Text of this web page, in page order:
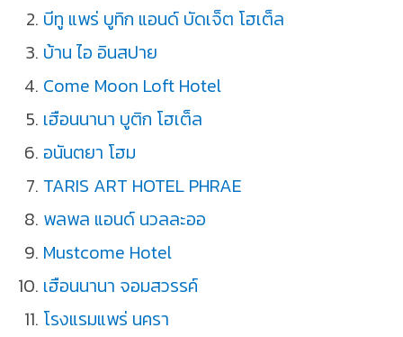
บีทู แพร่ บูทิก แอนด์ บัดเจ็ต โฮเต็ล
บ้าน ไอ อินสปาย
Come Moon Loft Hotel
เฮือนนานา บูติก โฮเต็ล
อนันตยา โฮม
TARIS ART HOTEL PHRAE
พลพล แอนด์ นวลละออ
Mustcome Hotel
เฮือนนานา จอมสวรรค์
โรงแรมแพร่ นครา